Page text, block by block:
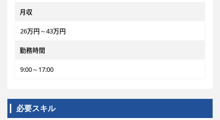
月収
26万円～43万円
勤務時間
9:00～17:00
必要スキル